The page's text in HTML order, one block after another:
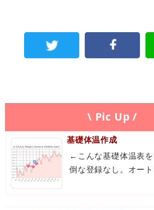
\ Pic Up /
基礎体温作成
←こんな基礎体温表
倒な登録なし。オー